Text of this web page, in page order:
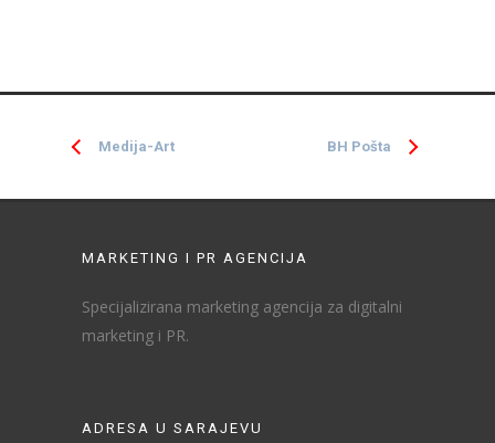
Medija-Art BH Pošta
MARKETING I PR AGENCIJA
Specijalizirana marketing agencija za digitalni
marketing i PR.
ADRESA U SARAJEVU